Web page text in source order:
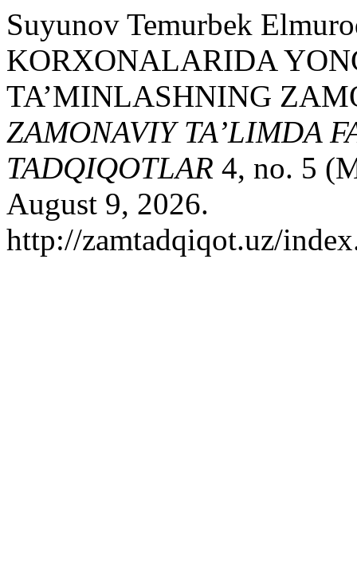
Suyunov Temurbek
KORXONALARIDA
TA’MINLASHNING
ZAMONAVIY TA’LIMDA
TADQIQOTLAR 4, no. 5
August 9, 2026.
http://zamtadqiqot.uz/